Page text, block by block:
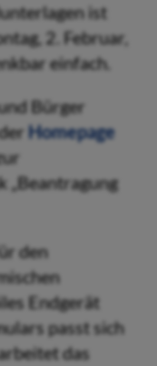
ist
2. Februar,
einfach.
Bürger
Homepage
„Beantragung
den
Endgerät
passt sich
das